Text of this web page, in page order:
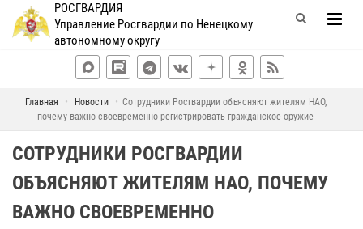
РОСГВАРДИЯ
Управление Росгвардии по Ненецкому
автономному округу
Главная Новости
Сотрудники Росгвардии объясняют жителям НАО,
почему важно своевременно регистрировать гражданское оружие
СОТРУДНИКИ РОСГВАРДИИ
ОБЪЯСНЯЮТ ЖИТЕЛЯМ НАО, ПОЧЕМУ
ВАЖНО СВОЕВРЕМЕННО